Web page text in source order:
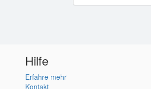
Hilfe
Erfahre mehr
Kontakt